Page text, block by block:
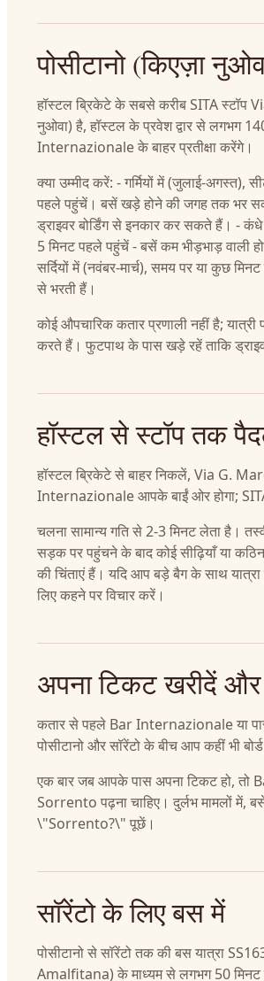
पोसीटानो (किएज़ा
हॉस्टल ब्रिकेटे के सबसे करीब SITA स्टॉप
नुओवा) है, हॉस्टल के प्रवेश द्वार से लगभग
Internazionale के बाहर प्रतीक्षा करेंगे।
क्या उम्मीद करें: - गर्मियों में (जुलाई-अगस्त),
पहले पहुंचें। बसें खड़े होने की जगह तक भर
ड्राइवर बोर्डिंग से इनकार कर सकते हैं। -
5 मिनट पहले पहुंचें - बसें कम भीड़भाड़ वाली
सर्दियों में (नवंबर-मार्च), समय पर या कुछ
से भरती हैं।
कोई औपचारिक कतार प्रणाली नहीं है;
करते हैं। फुटपाथ के पास खड़े रहें ताकि
हॉस्टल से स्टॉप तक
हॉस्टल ब्रिकेटे से बाहर निकलें, Via G.
Internazionale आपके बाईं ओर होगा;
चलना सामान्य गति से 2-3 मिनट लेता है।
सड़क पर पहुंचने के बाद कोई सीढ़ियाँ या
की चिंताएं हैं। यदि आप बड़े बैग के साथ
लिए कहने पर विचार करें।
अपना टिकट खरीदें और
कतार से पहले Bar Internazionale या
पोसीटानो और सॉरेंटो के बीच आप कहीं भी
एक बार जब आपके पास अपना टिकट हो,
Sorrento पढ़ना चाहिए। दुर्लभ मामलों में,
\"Sorrento?\" पूछें।
सॉरेंटो के लिए बस में
पोसीटानो से सॉरेंटो तक की बस यात्रा
Amalfitana) के माध्यम से लगभग 50 मिनट